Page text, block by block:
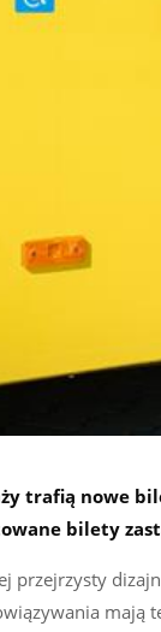
trafią nowe
bilety
przejrzysty
mają